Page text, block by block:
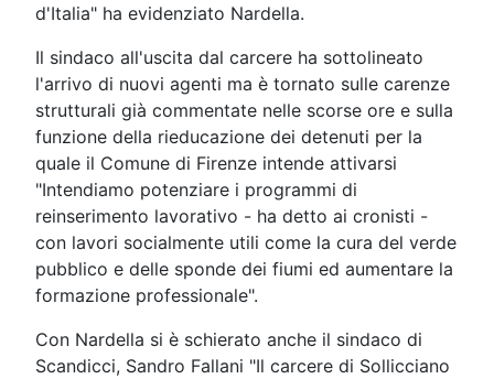
d'Italia" ha evidenziato Nardella.
Il sindaco all'uscita dal carcere ha sottolineato
l'arrivo di nuovi agenti ma è tornato sulle carenze
strutturali già commentate nelle scorse ore e sulla
funzione della rieducazione dei detenuti per la
quale il Comune di Firenze intende attivarsi
"Intendiamo potenziare i programmi di
reinserimento lavorativo - ha detto ai cronisti -
con lavori socialmente utili come la cura del verde
pubblico e delle sponde dei fiumi ed aumentare la
formazione professionale".
Con Nardella si è schierato anche il sindaco di
Scandicci, Sandro Fallani "Il carcere di Sollicciano